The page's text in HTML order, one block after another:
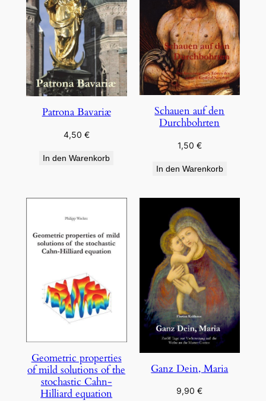
Patrona Bavariæ
4,50 €
In den Warenkorb
Schauen auf den
Durchbohrten
1,50 €
In den Warenkorb
Geometric properties
of mild solutions of the
stochastic Cahn-
Hilliard equation
Ganz Dein, Maria
9,90€